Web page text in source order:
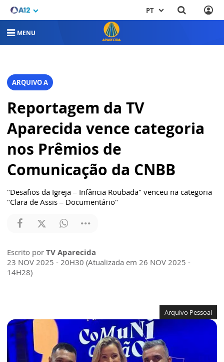
PT
MENU
ARQUIVO A
Reportagem da TV
Aparecida vence categoria
nos Prêmios de
Comunicação da CNBB
"Desafios da Igreja – Infância Roubada" venceu na categoria
"Clara de Assis – Documentário"
Escrito por TV Aparecida
23 NOV 2025 - 20H30 (Atualizada em 26 NOV 2025 -
14H28)
Arquivo Pessoal